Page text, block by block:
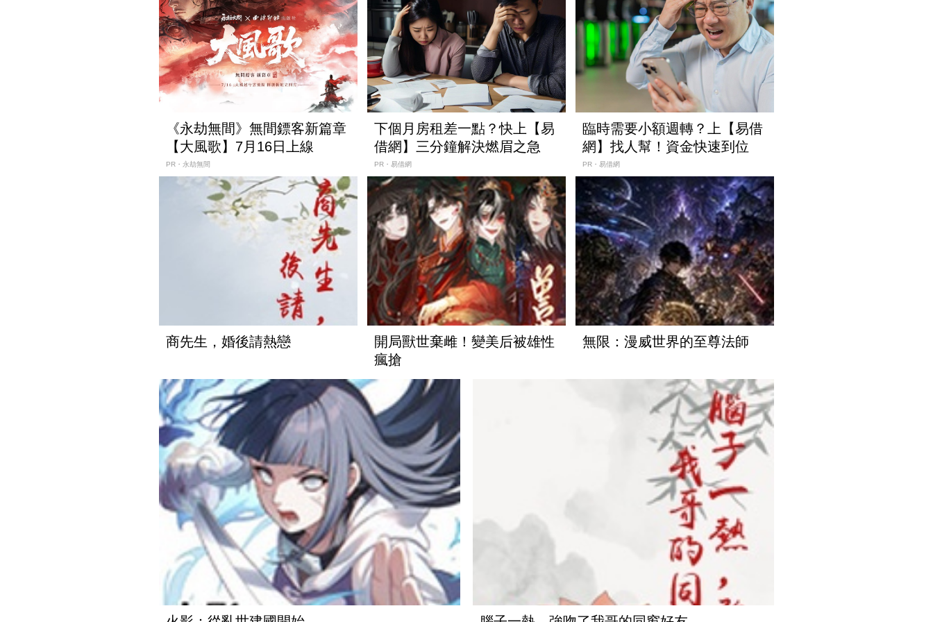
《永劫無間》無間鏢客新篇章
【大風歌】7月16日上線
PR・永劫無間
下個月房租差一點？快上【易
借網】三分鐘解決燃眉之急
PR・易借網
臨時需要小額週轉？上【易借
網】找人幫！資金快速到位
PR・易借網
商先生，婚後請熱戀
開局獸世棄雌！變美后被雄性
瘋搶
無限：漫威世界的至尊法師